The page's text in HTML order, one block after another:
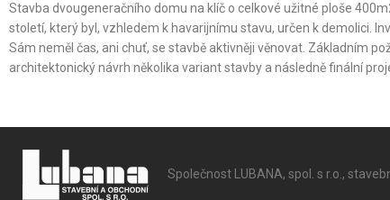
Stavba dvougeneračního domu na klíč o celkové užitné ploše
století, který byl, vzhledem k havarijnímu stavu, určen k demolici.
Sám neměl čas, ani chuť, se stavbě aktivněji věnovat. Základním
architektonický návrh několika variant stavby a následně finální
Společnost LUBANA, spol. s r.o.,